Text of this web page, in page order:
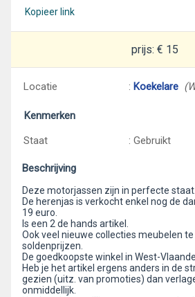
Kopieer link
prijs: € 15
Locatie : Koekelare
Kenmerken
Staat
: Gebruikt
Beschrijving
Deze motorjassen zijn in perfecte staat.
De herenjas is verkocht enkel nog de
19 euro.
Is een 2 de hands artikel.
Ook veel nieuwe collecties meubelen
soldenprijzen.
De goedkoopste winkel in West-
Heb je het artikel ergens anders in de
gezien (uitz. van promoties) dan
onmiddellijk.